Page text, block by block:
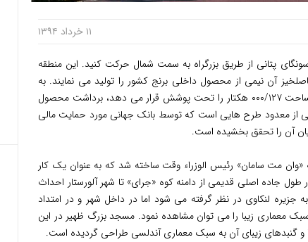
۱۱ خرداد ۱۳۹۴
سونگای پتانی از طریق بزرگراه به سمت شمال حرکت کنید. این منطقه
آن نیمی از محصول داخلی برنج کشور را تولید می نمایند. به
واسطه طرح عظیم آبیاری مودا در منطقه که مساحت ۰۰۰/۱۲۷ هکتار را تحت پوشش قرار می دهد، برداشت محصول
از معدود طرح هایی است که توسط بانک جهانی مورد حمایت مالی
آن را تحقق بخشیده است.
«وان مت سامان» رئیس الوزراء وقت ساخته شد که به عنوان یک کار
جاده اصلی قدیمی از دامنه کوه «جرای» تا شهر آلورستار احداث
جزیره لنکاوی در نظر گرفته می شود اما در داخل شهر و در امتداد
سبک معماری زیبا را می توان مشاهده نمود. مسجد بزرگ ظهیر در این